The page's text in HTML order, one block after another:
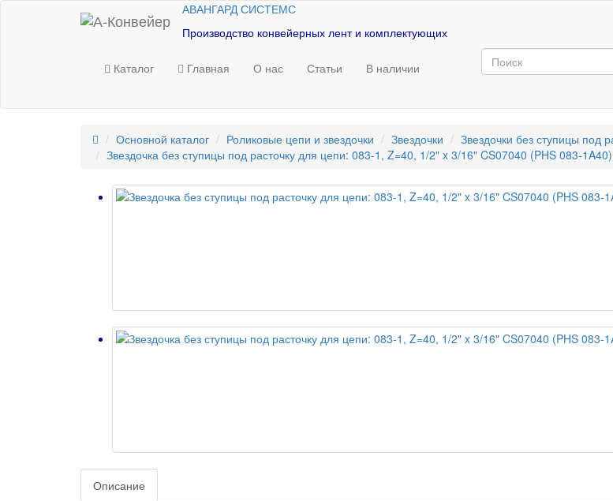
АВАНГАРД СИСТЕМС
Производство конвейерных лент и комплектующих
Каталог Главная О нас Статьи В наличии
Основной каталог Роликовые цепи и звездочки Звездочки
Звездочки без ступицы под
Звездочка без ступицы под расточку для цепи: 083-1, Z=40, 1/2" x 3/16" CS07040 (PHS 083-
Описание